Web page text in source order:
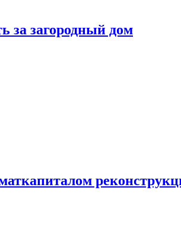
за загородный дом